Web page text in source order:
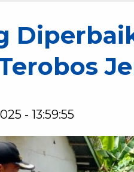
- 13:59:55